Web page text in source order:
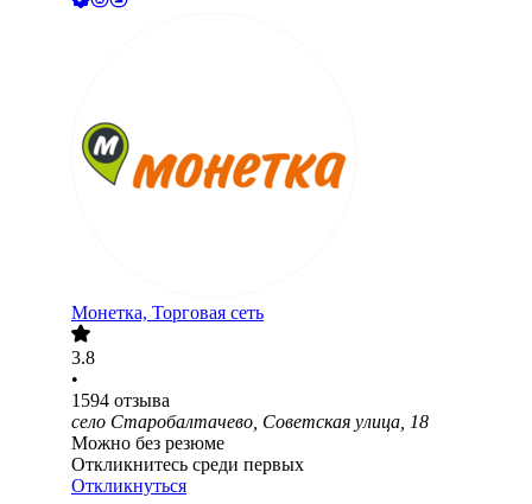
Монетка, Торговая сеть
3.8
•
1594 отзыва
село Старобалтачево, Советская улица, 18
Можно без резюме
Откликнитесь среди первых
Откликнуться